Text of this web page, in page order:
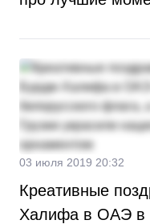
03 июля 2019 20:32
Креативные
Халифа в ОАЭ в